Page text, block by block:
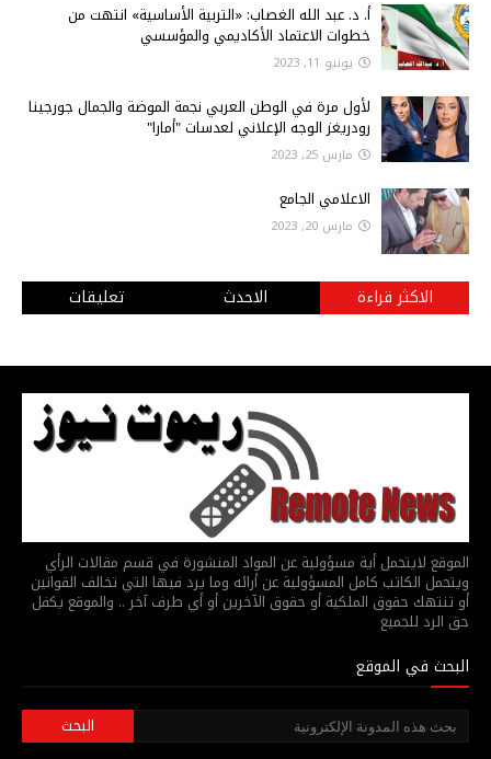
أ‌. د. عبد الله الغصاب: «التربية الأساسية» انتهت من
خطوات الاعتماد الأكاديمي والمؤسسي
يونيو 11, 2023
لأول مرة في الوطن العربي نجمة الموضة والجمال جورجينا
رودريغز الوجه الإعلاني لعدسات "أمارا"
مارس 25, 2023
الاعلامي الجامع
مارس 20, 2023
الاكثر قراءة الاحدث تعليقات
الموقع لايتحمل أية مسؤولية عن المواد المنشورة في قسم مقالات الرأي
ويتحمل الكاتب كامل المسؤولية عن أرائه وما يرد فيها التي تخالف القوانين
أو تنتهك حقوق الملكية أو حقوق الآخرين أو أي طرف آخر .. والموقع يكفل
حق الرد للجميع
البحث في الموقع